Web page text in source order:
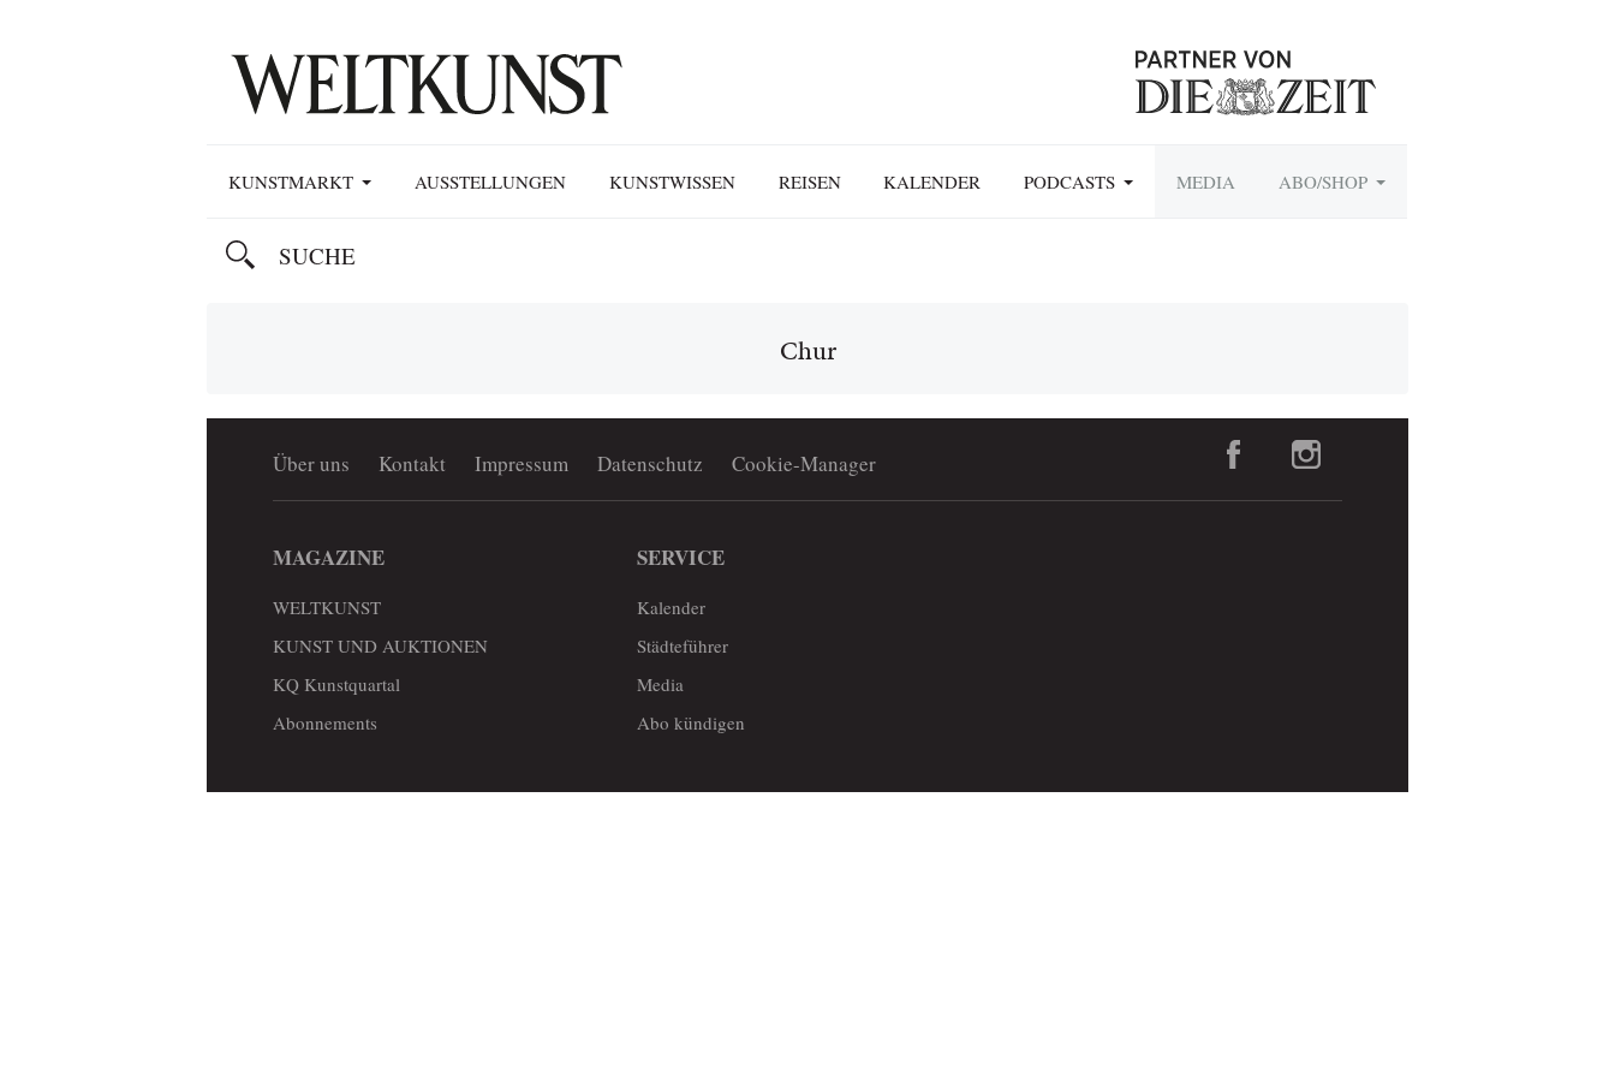
KUNSTMARKT AUSSTELLUNGEN KUNSTWISSEN REISEN KALENDER PODCASTS MEDIA ABO/SHOP
Chur
Über uns Kontakt Impressum Datenschutz Cookie-Manager
MAGAZINE
WELTKUNST
KUNST UND AUKTIONEN
KQ Kunstquartal
Abonnements
SERVICE
Kalender
Städteführer
Media
Abo kündigen